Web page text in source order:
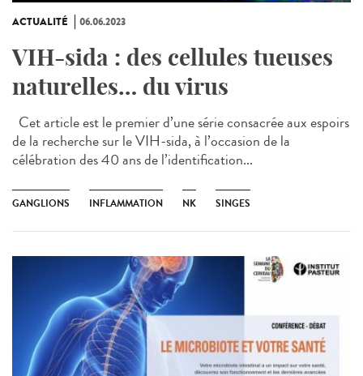
ACTUALITÉ 06.06.2023
VIH-sida : des cellules tueuses
naturelles… du virus
Cet article est le premier d’une série consacrée aux espoirs
de la recherche sur le VIH-sida, à l’occasion de la
célébration des 40 ans de l’identification...
GANGLIONS INFLAMMATION NK SINGES